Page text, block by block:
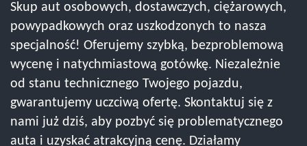
Skup aut osobowych, dostawczych, ciężarowych,
powypadkowych oraz uszkodzonych to nasza
specjalność! Oferujemy szybką, bezproblemową
wycenę i natychmiastową gotówkę. Niezależnie
od stanu technicznego Twojego pojazdu,
gwarantujemy uczciwą ofertę. Skontaktuj się z
nami już dziś, aby pozbyć się problematycznego
auta i uzyskać atrakcyjną cenę. Działamy